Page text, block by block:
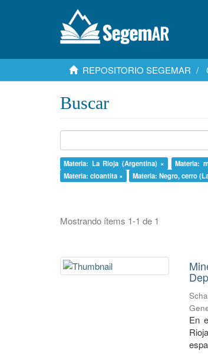
REPOSITORIO SEGEMAR
Buscar
Materia: La Rioja (Argentina) × Materia:
Materia: cloantita ×
Materia: Negro, cerro
Mostrando ítems 1-1 de 1
En